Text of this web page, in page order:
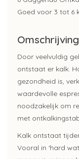
Goed voor 3 tot 6
Omschrijving
Door veelvuldig
ontstaat er kalk.
gezondheid is,
waardevolle
noodzakelijk om
met
Kalk ontstaat
Vooral in ‘hard